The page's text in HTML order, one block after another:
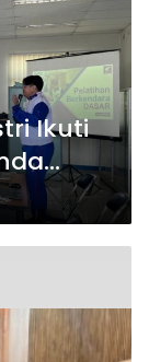
Ikuti